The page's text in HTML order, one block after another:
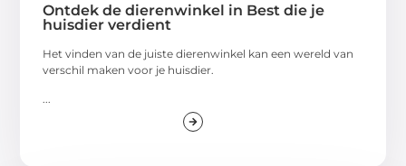
Ontdek de dierenwinkel in Best die je
huisdier verdient
Het vinden van de juiste dierenwinkel kan een wereld van
verschil maken voor je huisdier.